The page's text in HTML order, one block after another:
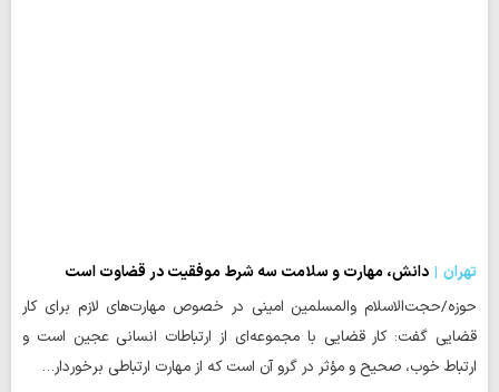
تهران
دانش، مهارت و سلامت سه شرط موفقیت در قضاوت است
حوزه/حجت‌الاسلام والمسلمین امینی در خصوص مهارت‌های لازم برای کار
قضایی گفت: کار قضایی با مجموعه‌ای از ارتباطات انسانی عجین است و
ارتباط خوب، صحیح و مؤثر در گرو آن است که از مهارت ارتباطی برخوردار…